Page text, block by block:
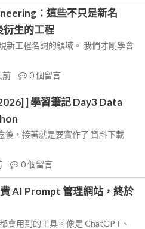
：這些不只是新名
生的工程
新工程名詞的領域。 我們才剛學會
前 0個留言
] 學習筆記 Day3 Data
後，接著就是要實作了 資料下載
0個留言
費 AI Prompt 管理網站，終於
會用到的工具。像是 ChatGPT、